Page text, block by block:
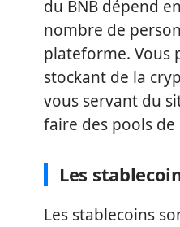
du BNB dépend
nombre de
plateforme. Vous
stockant de la
vous servant du
faire des pools
Les
Les stablecoins